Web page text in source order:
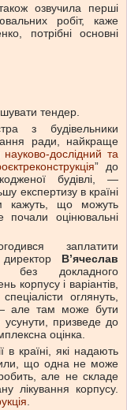
озвучила перші
робіт, каже
потрібні основні
тендер.
з будівельники
ради, найкраще
дослідний та
” до
будівлі, —
експертизу в країні
кажуть, що можуть
оцінювальні
заплатити
В’ячеслав
докладного
корпусу і варіантів,
оглянуть,
але там може бути
призведе до
оцінка.
країні, які надають
що одна не може
але не складе
лікування корпусу.